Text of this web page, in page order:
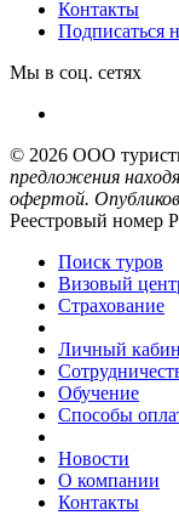
Контакты
Подписаться
Мы в соц. сетях
© 2026 ООО
предложения
офертой.
Реестровый номер
Поиск туров
Визовый
Страхование
Личный
Обучение
Способы
Новости
О компании
Контакты